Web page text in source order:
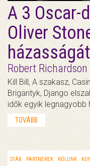
A 3 Oscar-
Oliver
Robert
Kill Bill, A szakasz,
Brigantyk, Django
idők egyik legnagyobb
TOVÁBB
STÁB PARTNEREK RÓLUNK